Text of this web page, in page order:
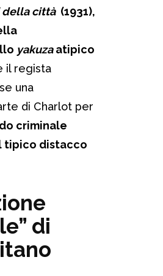
della città (1931),
yakuzaatipico
il regista
una
di Charlot per
criminale
tipico distacco
di